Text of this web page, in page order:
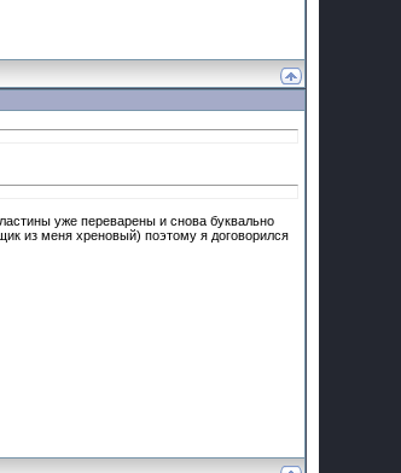
уже переварены и снова буквально
из меня хреновый) поэтому я договорился